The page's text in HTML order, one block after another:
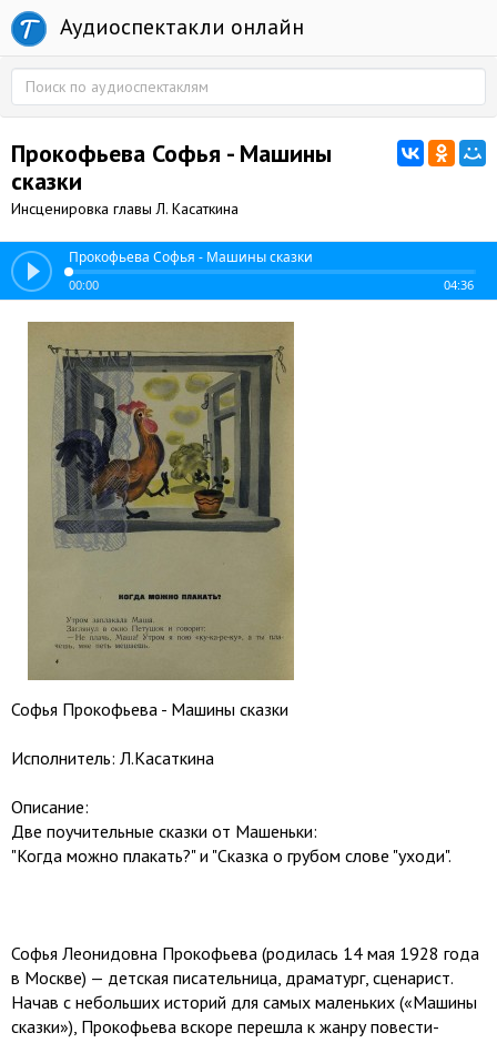
Аудиоспектакли онлайн
Прокофьева Софья - Машины
сказки
Инсценировка главы Л. Касаткина
Прокофьева Софья - Машины сказки
00:00 04:36
Софья Прокофьева - Машины сказки
Исполнитель: Л.Касаткина
Описание:
Две поучительные сказки от Машеньки:
"Когда можно плакать?" и "Сказка о грубом слове "уходи".
Софья Леонидовна Прокофьева (родилась 14 мая 1928 года
в Москве) — детская писательница, драматург, сценарист.
Начав с небольших историй для самых маленьких («Машины
сказки»), Прокофьева вскоре перешла к жанру повести-